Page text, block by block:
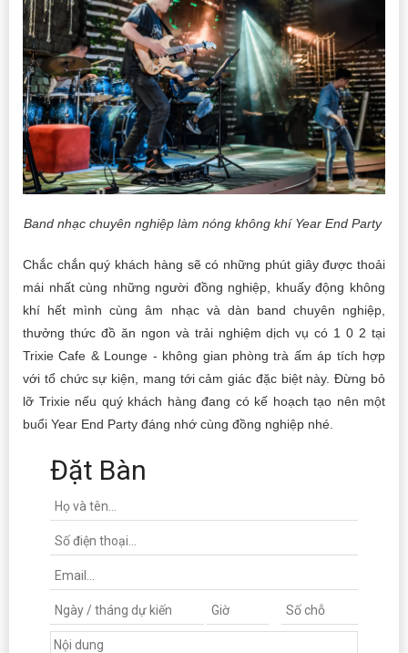
Band nhạc chuyên nghiệp làm nóng không khí Year End Party
Chắc chắn quý khách hàng sẽ có những phút giây được thoải
mái nhất cùng những người đồng nghiệp, khuấy động không
khí hết mình cùng âm nhạc và dàn band chuyên nghiệp,
thưởng thức đồ ăn ngon và trải nghiệm dịch vụ có 1 0 2 tại
Trixie Cafe & Lounge - không gian phòng trà ấm áp tích hợp
với tổ chức sự kiện, mang tới cảm giác đặc biệt này. Đừng bỏ
lỡ Trixie nếu quý khách hàng đang có kế hoạch tạo nên một
buổi Year End Party đáng nhớ cùng đồng nghiệp nhé.
Đặt Bàn